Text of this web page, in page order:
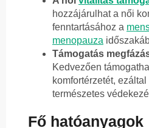
hozzájárulhat a női
fenntartásához a
menopauza
Támogatás
Kedvezően
komfortérzetét,
természetes
Fő hatóanyagok